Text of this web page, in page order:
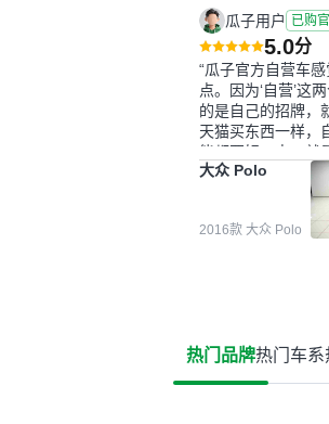
瓜子用户 已购
5.0分
“瓜子官方自营车
点。因为‘自营’这
的是自己的招牌，
天猫买东西一样，
能都要好一点。就
象吧。一开始买二
我确实有担心过事
这些问题。瓜子的
并不能完全打消顾
果跟你们的报告是
这次车况没问题。
大众 Polo
2016款 大众 Polo
热门品牌热门车系